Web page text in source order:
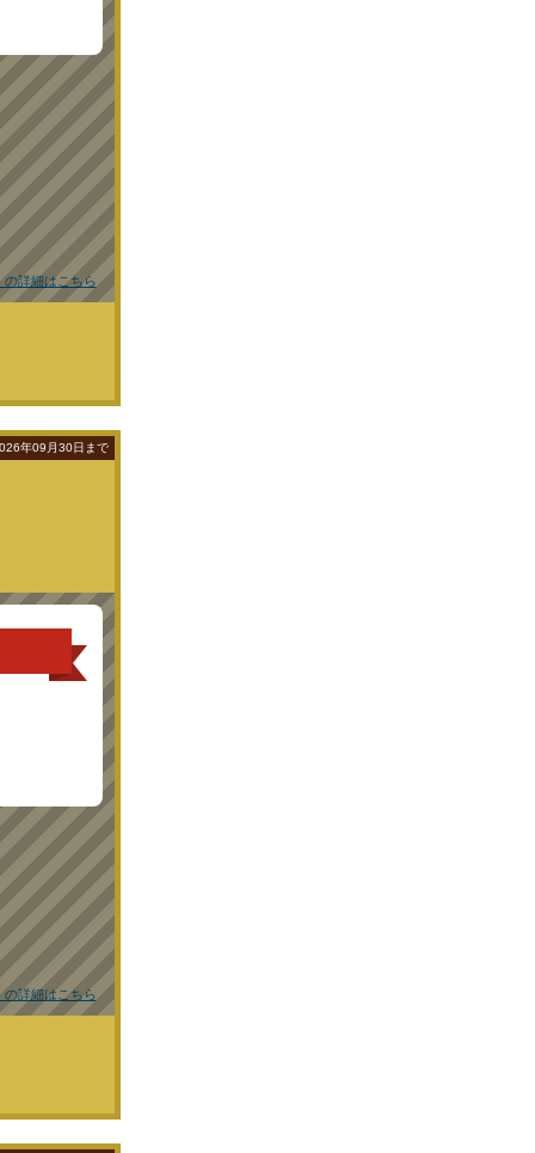
の詳細はこちら
年09月30日まで
！さらにサ
の詳細はこちら